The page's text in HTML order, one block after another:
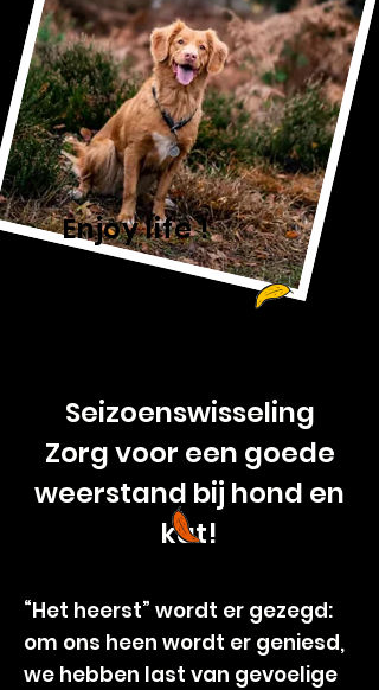
Enjoy life !
Seizoenswisseling
Zorg voor een goede
weerstand bij hond en
kat!
“Het heerst” wordt er gezegd:
om ons heen wordt er geniesd,
we hebben last van gevoelige